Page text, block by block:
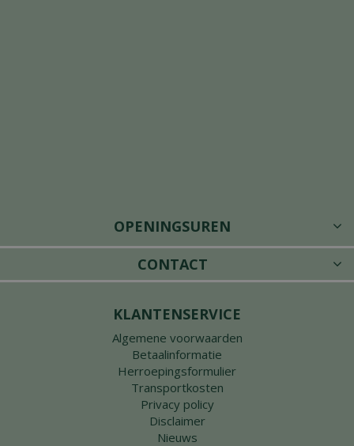
OPENINGSUREN
CONTACT
KLANTENSERVICE
Algemene voorwaarden
Betaalinformatie
Herroepingsformulier
Transportkosten
Privacy policy
Disclaimer
Nieuws